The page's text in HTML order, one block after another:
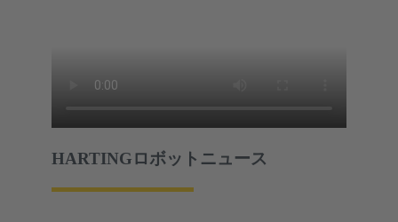
HARTINGロボットニュース